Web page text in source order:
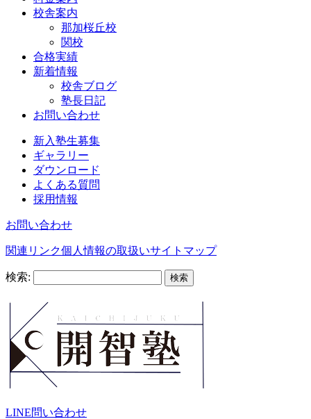
校舎案内
那加桜丘校
関校
合格実績
新着情報
校舎ブログ
塾長日記
お問い合わせ
新入塾生募集
ギャラリー
ダウンロード
よくある質問
採用情報
お問い合わせ
関連リンク個人情報の取扱いサイトマップ
検索:
LINE問い合わせ